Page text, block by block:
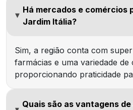
Há mercados e comércios
Jardim Itália?
Sim, a região conta com
farmácias e uma variedade de
proporcionando praticidade
Quais são as vantagens